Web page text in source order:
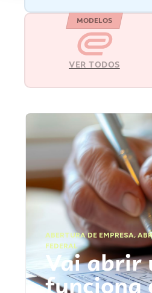
MODELOS
VER TODOS
ABERTURA DE EMPRESA,
FEDERAL
Vai abrir
funciona